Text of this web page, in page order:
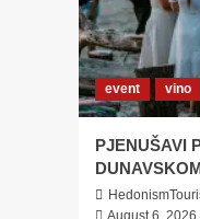
event vino
PJENUŠAVI
August 6, 2026